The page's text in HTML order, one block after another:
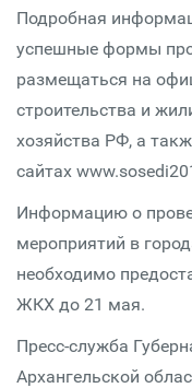
Подробная
успешные формы
размещаться на
строительства и
хозяйства РФ, а
сайтах
Информацию о
мероприятий в
необходимо
ЖКХ до 21 мая.
Пресс-служба
Архангельской